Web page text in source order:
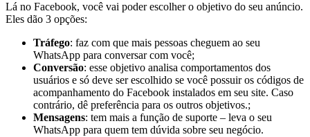
Lá no Facebook, você vai poder escolher o objetivo do seu anúncio.
Eles dão 3 opções:
Tráfego: faz com que mais pessoas cheguem ao seu
WhatsApp para conversar com você;
Conversão: esse objetivo analisa comportamentos dos
usuários e só deve ser escolhido se você possuir os códigos de
acompanhamento do Facebook instalados em seu site. Caso
contrário, dê preferência para os outros objetivos.;
Mensagens: tem mais a função de suporte – leva o seu
WhatsApp para quem tem dúvida sobre seu negócio.